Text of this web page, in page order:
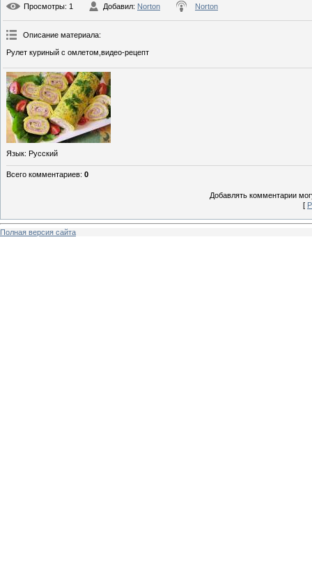
Просмотры: 1 Добавил: Norton Norton
Описание материала:
Рулет куриный с омлетом,видео-рецепт
Язык: Русский
Всего комментариев: 0
Добавлять комментарии
[
Полная версия сайта